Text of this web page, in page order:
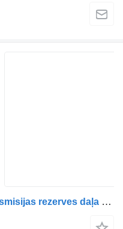
Simering 9031135056 cita transmisijas rezerves daļa paredzēts Toyota automašīnas